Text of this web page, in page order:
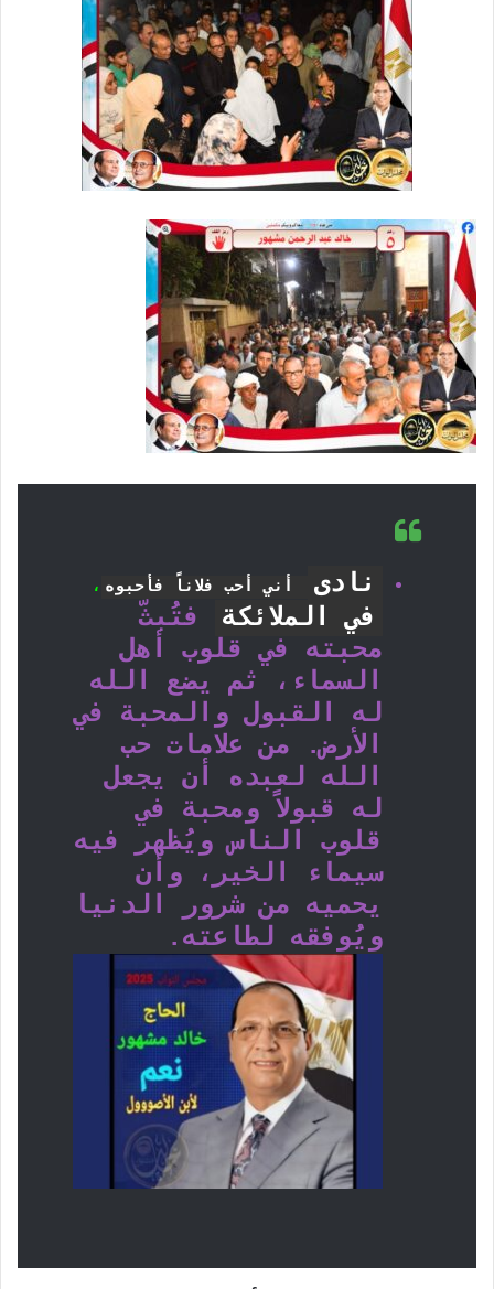
نادى أني أحب فلاناً فأحبوه ،
في الملائكة
فتُبثّ
محبته في قلوب أهل
السماء، ثم يضع الله
له القبول والمحبة في
الأرض. من علامات حب
الله لعبده أن يجعل
له قبولاً ومحبة في
قلوب الناس ويُظهر فيه
سيماء الخير، وأن
يحميه من شرور الدنيا
ويُوفقه لطاعته.